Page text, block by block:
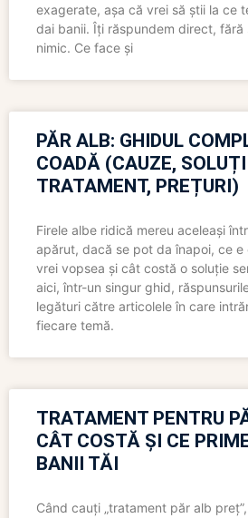
exagerate, așa că vrei să știi la ce
dai banii. Îți răspundem direct, fără
nimic. Ce face și
PĂR ALB: GHIDUL
COADĂ (CAUZE,
TRATAMENT, PREȚURI)
Firele albe ridică mereu aceleași
apărut, dacă se pot da înapoi, ce
vrei vopsea și cât costă o soluție
aici, într-un singur ghid,
legături către articolele în care
fiecare temă.
TRATAMENT PENTRU
CÂT COSTĂ ȘI CE
BANII TĂI
Când cauți „tratament păr alb